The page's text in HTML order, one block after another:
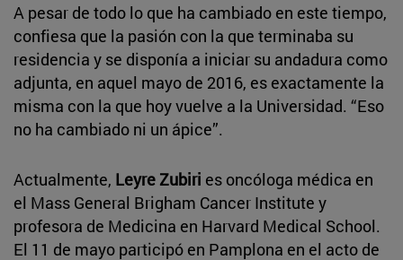
A pesar de todo lo que ha cambiado en este tiempo,
confiesa que la pasión con la que terminaba su
residencia y se disponía a iniciar su andadura como
adjunta, en aquel mayo de 2016, es exactamente la
misma con la que hoy vuelve a la Universidad. “Eso
no ha cambiado ni un ápice”.
Actualmente, Leyre Zubiri es oncóloga médica en
el Mass General Brigham Cancer Institute y
profesora de Medicina en Harvard Medical School.
El 11 de mayo participó en Pamplona en el acto de